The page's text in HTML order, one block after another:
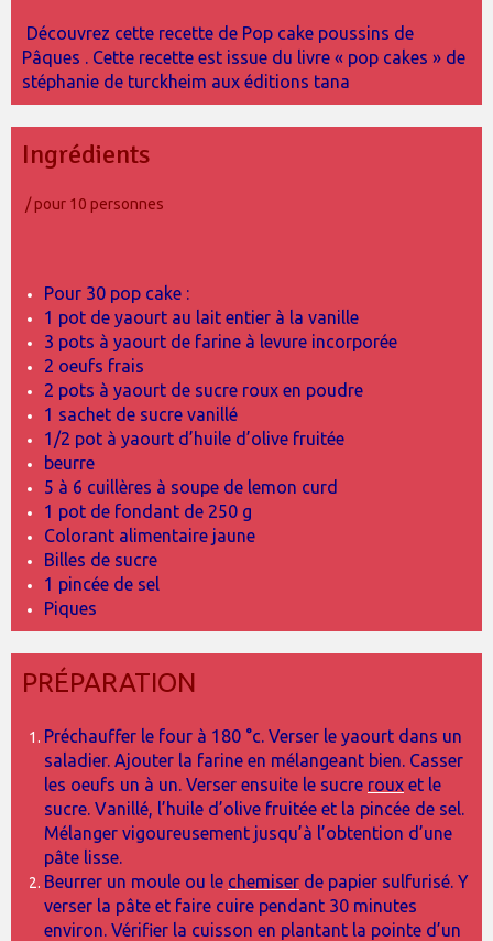
Découvrez cette recette de Pop cake poussins de
Pâques . Cette recette est issue du livre « pop cakes » de
stéphanie de turckheim aux éditions tana
Ingrédients
/ pour 10 personnes
Pour 30 pop cake :
1 pot de yaourt au lait entier à la vanille
3 pots à yaourt de farine à levure incorporée
2 oeufs frais
2 pots à yaourt de sucre roux en poudre
1 sachet de sucre vanillé
1/2 pot à yaourt d’huile d’olive fruitée
beurre
5 à 6 cuillères à soupe de lemon curd
1 pot de fondant de 250 g
Colorant alimentaire jaune
Billes de sucre
1 pincée de sel
Piques
PRÉPARATION
Préchauffer le four à 180 °c. Verser le yaourt dans un
saladier. Ajouter la farine en mélangeant bien. Casser
les oeufs un à un. Verser ensuite le sucre roux et le
sucre. Vanillé, l’huile d’olive fruitée et la pincée de sel.
Mélanger vigoureusement jusqu’à l’obtention d’une
pâte lisse.
Beurrer un moule ou le chemiser de papier sulfurisé. Y
verser la pâte et faire cuire pendant 30 minutes
environ. Vérifier la cuisson en plantant la pointe d’un